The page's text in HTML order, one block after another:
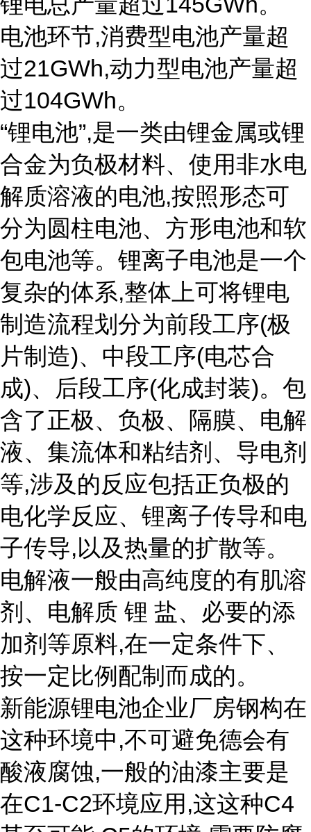
电池环节,消费型电池产量超
过21GWh,动力型电池产量超
过104GWh。
“锂电池”,是一类由锂金属或锂
合金为负极材料、使用非水电
解质溶液的电池,按照形态可
分为圆柱电池、方形电池和软
包电池等。锂离子电池是一个
复杂的体系,整体上可将锂电
制造流程划分为前段工序(极
片制造)、中段工序(电芯合
成)、后段工序(化成封装)。包
含了正极、负极、隔膜、电解
液、集流体和粘结剂、导电剂
等,涉及的反应包括正负极的
电化学反应、锂离子传导和电
子传导,以及热量的扩散等。
电解液一般由高纯度的有肌溶
剂、电解质 锂 盐、必要的添
加剂等原料,在一定条件下、
按一定比例配制而成的。
新能源锂电池企业厂房钢构在
这种环境中,不可避免德会有
酸液腐蚀,一般的油漆主要是
在C1-C2环境应用,这这种C4